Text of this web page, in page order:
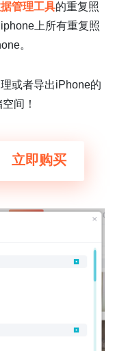
管理工具的重复照
上所有重复照
。
或者导出iPhone的
间！
立即购买